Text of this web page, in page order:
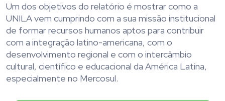
Um dos objetivos do relatório é mostrar como a
UNILA vem cumprindo com a sua missão institucional
de formar recursos humanos aptos para contribuir
com a integração latino-americana, com o
desenvolvimento regional e com o intercâmbio
cultural, científico e educacional da América Latina,
especialmente no Mercosul.